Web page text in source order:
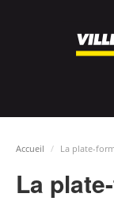
Accueil La plate-
La